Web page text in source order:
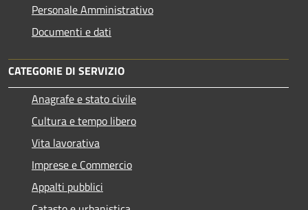
Personale Amministrativo
Documenti e dati
CATEGORIE DI SERVIZIO
Anagrafe e stato civile
Cultura e tempo libero
Vita lavorativa
Imprese e Commercio
Appalti pubblici